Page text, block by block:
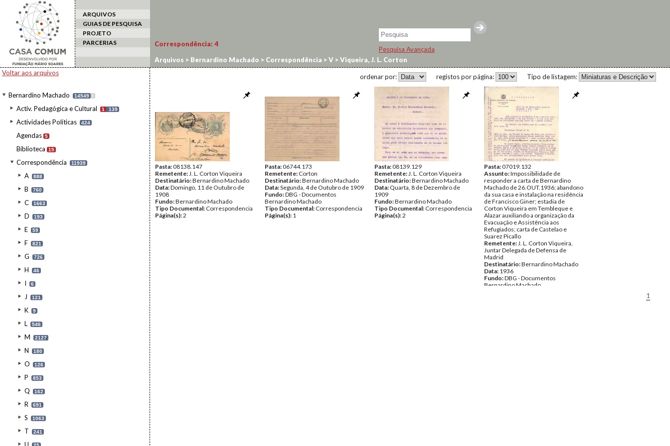
ARQUIVOS
GUIAS DE PESQUISA
PROJETO
PARCERIAS
Pesquisa Avançada
Voltar aos arquivos
Bernardino Machado 14549 I
Activ. Pedagógica e Cultural 1 139
Actividades Políticas 424
Agendas 5
Biblioteca 15
Correspondência 11939
A 888
B 760
C 1663
D 193
E 59
F 821
G 726
H 46
I 6
J 121
K 9
L 546
M 2127
N 180
O 126
P 853
Q 162
R 691
S 1063
T 241
Correspondência: 4
Arquivos > Bernardino Machado > Correspondência >V >Viqueira, J. L. Corton
Tipo de listagem:
registos por página:
ordenar por:
Pasta:08138.147
Remetente:J. L. Corton Viqueira
Destinatário:Bernardino Machado
Data:Domingo, 11 de Outubro de
1908
Fundo:Bernardino Machado
Tipo Documental: Correspondencia
Página(s):2
Pasta:06744.173
Remetente: Corton
Destinatário:Bernardino Machado
Data:Segunda, 4 de Outubro de 1909
Fundo:DBG - Documentos
Bernardino Machado
Tipo Documental: Correspondencia
Página(s): 1
Pasta:08139.129
Remetente:J. L. Corton Viqueira
Destinatário:Bernardino Machado
Data: Quarta, 8 de Dezembro de
1909
Fundo:Bernardino Machado
Tipo Documental: Correspondencia
Página(s):2
Pasta:07019.132
Assunto:Impossibilidade de
responder a carta de Bernardino
Machado de 26.OUT.1936; abandono
da sua casa e instalação na residência
de Francisco Giner; estadia de
Corton Viqueira em Tembleque e
Alazar auxiliando a organização da
Evacuação e Assistência aos
Refugiados; carta de Castelao e
Suarez Picallo
Remetente:J. L. Corton Viqueira,
Juntar Delegada de Defensa de
Madrid
Destinatário:Bernardino Machado
Data: 1936
Fundo:DBG - Documentos
Bernardino Machado
1